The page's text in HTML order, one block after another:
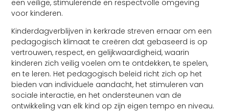
een veilige, stimulerende en respectvolle omgeving
voor kinderen.
Kinderdagverblijven in kerkrade streven ernaar om een
pedagogisch klimaat te creëren dat gebaseerd is op
vertrouwen, respect, en gelijkwaardigheid, waarin
kinderen zich veilig voelen om te ontdekken, te spelen,
en te leren. Het pedagogisch beleid richt zich op het
bieden van individuele aandacht, het stimuleren van
sociale interactie, en het ondersteunen van de
ontwikkeling van elk kind op zijn eigen tempo en niveau.